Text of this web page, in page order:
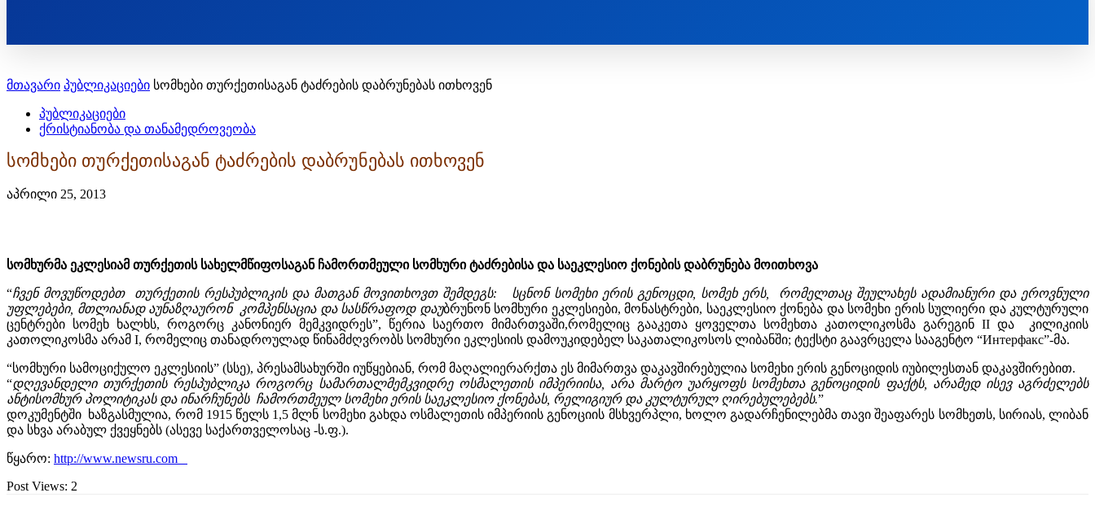
მთავარი პუბლიკაციები სომხები თურქეთისაგან ტაძრების დაბრუნებას ითხოვენ
პუბლიკაციები
ქრისტიანობა და თანამედროვეობა
სომხები თურქეთისაგან ტაძრების დაბრუნებას ითხოვენ
აპრილი 25, 2013
სომხურმა ეკლესიამ თურქეთის სახელმწიფოსაგან ჩამორთმეული სომხური ტაძრებისა და საეკლესიო ქონების დაბრუნება მოითხოვა
“ჩვენ მოვუწოდებთ თურქეთის რესპუბლიკის და მათგან მოვითხოვთ შემდეგს:
სცნონ სომეხი ერის გენოცდი, სომეხ ერს, რომელთაც შეულახეს ადამიანური და ეროვნული
უფლებები, მთლიანად აუნაზღაურონ კომპენსაცია და სასწრაფოდ დაუბრუნონ სომხური ეკლესიები, მონასტრები, საეკლესიო ქონება და სომეხი ერის სულიერი და კულტურული
ცენტრები სომეხ ხალხს, როგორც კანონიერ მემკვიდრეს”, წერია საერთო მიმართვაში,რომელიც გააკეთა ყოველთა სომეხთა კათოლიკოსმა გარეგინ II და კილიკიის
კათოლიკოსმა არამ I, რომელიც თანადროულად წინამძღვრობს სომხური ეკლესიის დამოუკიდებელ საკათალიკოსოს ლიბანში; ტექსტი გაავრცელა სააგენტო “Интерфакс”-მა.
“სომხური სამოციქულო ეკლესიის” (სსე), პრესამსახურში იუწყებიან, რომ მაღალიერარქთა ეს მიმართვა დაკავშირებულია სომეხი ერის გენოციდის იუბილესთან დაკავშირებით.
“დღევანდელი თურქეთის რესპუბლიკა როგორც სამართალმემკვიდრე ოსმალეთის იმპერიისა, არა მარტო უარყოფს სომეხთა გენოციდის ფაქტს, არამედ ისევ აგრძელებს
ანტისომხურ პოლიტიკას და ინარჩუნებს ჩამორთმეულ სომეხი ერის საეკლესიო ქონებას, რელიგიურ და კულტურულ ღირებულებებს.”
დოკუმენტში ხაზგასმულია, რომ 1915 წელს 1,5 მლნ სომეხი გახდა ოსმალეთის იმპერიის გენოციის მსხვერპლი, ხოლო გადარჩენილებმა თავი შეაფარეს სომხეთს, სირიას, ლიბან
და სხვა არაბულ ქვეყნებს (ასევე საქართველოსაც -ს.ფ.).
წყარო: http://www.newsru.com
Post Views: 2